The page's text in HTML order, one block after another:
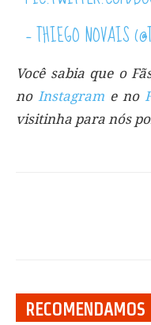
— THIEGO NOVAIS
Você sabia que o
no Instagrame no
visitinha para nós
RECOMENDAMOS